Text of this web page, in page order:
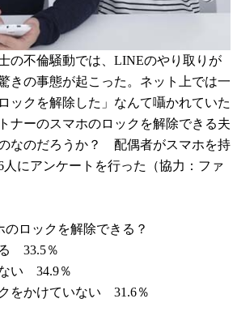
の不倫騒動では、LINEのやり取りが
きの事態が起こった。ネット上では一
ックを解除した」なんて囁かれていた
ナーのスマホのロックを解除できる夫
なのだろうか？ 配偶者がスマホを持
人にアンケートを行った（協力：ファ
ロックを解除できる？
33.5％
い 34.9％
をかけていない 31.6％